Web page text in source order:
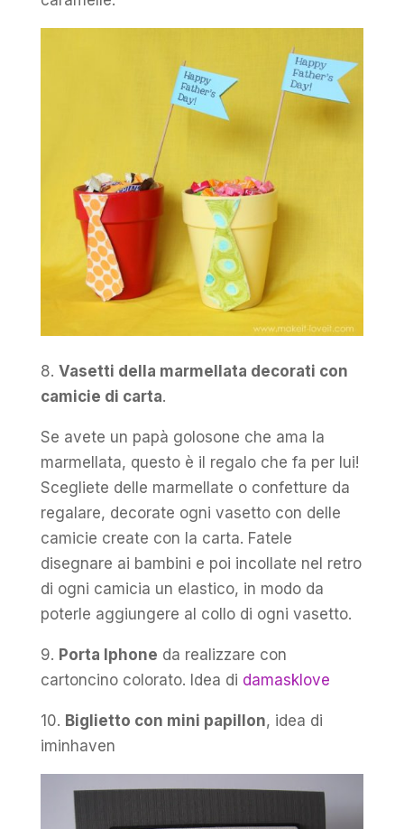
8. Vasetti della marmellata decorati con
camicie di carta.
Se avete un papà golosone che ama la
marmellata, questo è il regalo che fa per lui!
Scegliete delle marmellate o confetture da
regalare, decorate ogni vasetto con delle
camicie create con la carta. Fatele
disegnare ai bambini e poi incollate nel retro
di ogni camicia un elastico, in modo da
poterle aggiungere al collo di ogni vasetto.
9. Porta Iphone da realizzare con
cartoncino colorato. Idea di damasklove
10. Biglietto con mini papillon, idea di
iminhaven